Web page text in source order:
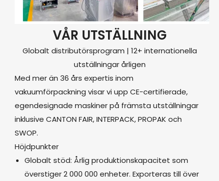
VÅR UTSTÄLLNING
Globalt distributörsprogram | 12+ internationella
utställningar årligen
Med mer än 36 års expertis inom
vakuumförpackning visar vi upp CE-certifierade,
egendesignade maskiner på främsta utställningar
inklusive CANTON FAIR, INTERPACK, PROPAK och
SWOP.
Höjdpunkter
Globalt stöd: Årlig produktionskapacitet som
överstiger 2 000 000 enheter. Exporteras till över